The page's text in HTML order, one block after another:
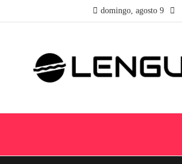
domingo, agosto 9